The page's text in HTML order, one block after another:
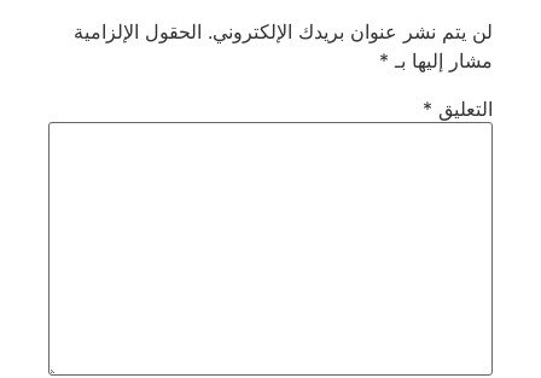
لن يتم نشر عنوان بريدك الإلكتروني. الحقول الإلزامية
مشار إليها بـ *
التعليق *